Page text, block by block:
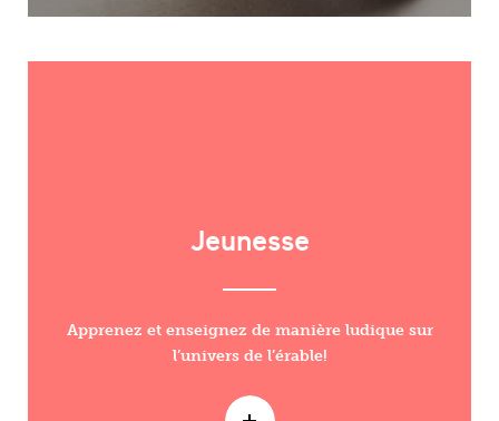
Jeunesse
Apprenez et enseignez de manière ludique sur
l’univers de l’érable!